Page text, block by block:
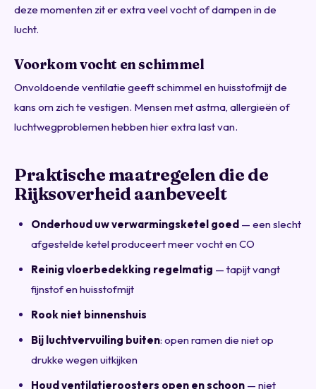
deze momenten zit er extra veel vocht of dampen in de
lucht.
Voorkom vocht en schimmel
Onvoldoende ventilatie geeft schimmel en huisstofmijt de
kans om zich te vestigen. Mensen met astma, allergieën of
luchtwegproblemen hebben hier extra last van.
Praktische maatregelen die de
Rijksoverheid aanbeveelt
Onderhoud uw verwarmingsketel goed — een slecht
afgestelde ketel produceert meer vocht en CO
Reinig vloerbedekking regelmatig — tapijt vangt
fijnstof en huisstofmijt
Rook niet binnenshuis
Bij luchtvervuiling buiten: open ramen die niet op
drukke wegen uitkijken
Houd ventilatieroosters open en schoon — niet